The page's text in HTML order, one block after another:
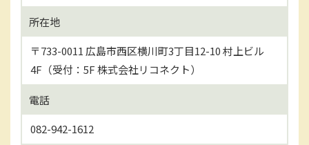
所在地
〒733-0011 広島市西区横川町3丁目12-10 村上ビル
4F（受付：5F 株式会社リコネクト）
電話
082-942-1612